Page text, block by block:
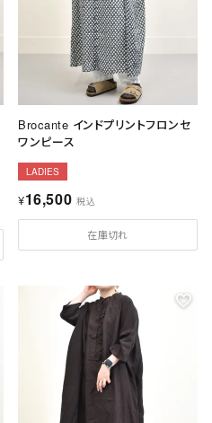
Brocante インドプリントフロンセ
ワンピース
LADIES
¥16,500 税込
在庫切れ